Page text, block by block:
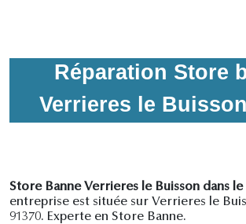
Réparation Store
Verrieres le
Store Banne Verrieres le Buisson dans le
entreprise est située sur Verrieres le
91370. Experte en Store Banne.